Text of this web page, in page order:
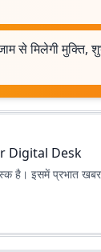
से मिलेगी मुक्ति,
Digital Desk
है। इसमें प्रभात खबर